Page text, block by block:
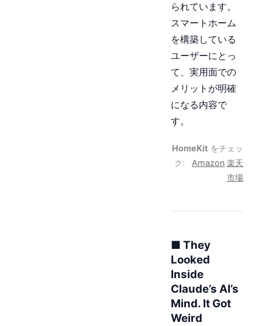
られています。
スマートホーム
を構築している
ユーザーにとっ
て、実用面での
メリットが明確
になる内容で
す。
HomeKit をチェッ
ク:
Amazon 楽天
市場
■ They
Looked
Inside
Claude’s AI’s
Mind. It Got
Weird